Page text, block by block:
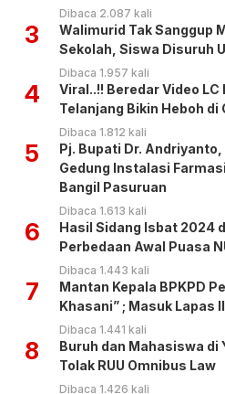
Dibaca 2.087 kali
3
Walimurid Tak Sanggup
Sekolah, Siswa Disuruh
Dibaca 1.957 kali
4
Viral..!! Beredar Video
Telanjang Bikin Heboh di
Dibaca 1.812 kali
5
Pj. Bupati Dr.
Gedung Instalasi
Bangil Pasuruan
Dibaca 1.613 kali
6
Hasil Sidang Isbat 2024
Perbedaan Awal Puasa
Dibaca 1.443 kali
7
Mantan Kepala BPKPD
Khasani” ; Masuk Lapas
Dibaca 1.441 kali
8
Buruh dan Mahasiswa di
Tolak RUU Omnibus Law
Dibaca 1.426 kali